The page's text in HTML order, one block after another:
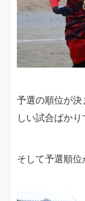
予選の順位が
しい試合ばかり
そして予選順位